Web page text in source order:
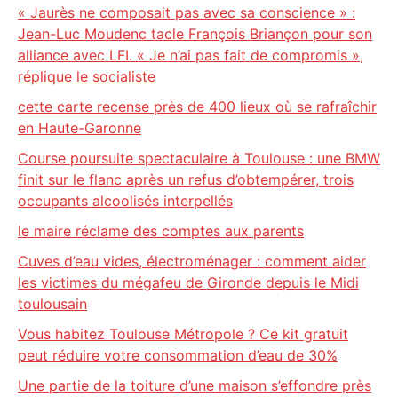
« Jaurès ne composait pas avec sa conscience » :
Jean-Luc Moudenc tacle François Briançon pour son
alliance avec LFI. « Je n’ai pas fait de compromis »,
réplique le socialiste
cette carte recense près de 400 lieux où se rafraîchir
en Haute-Garonne
Course poursuite spectaculaire à Toulouse : une BMW
finit sur le flanc après un refus d’obtempérer, trois
occupants alcoolisés interpellés
le maire réclame des comptes aux parents
Cuves d’eau vides, électroménager : comment aider
les victimes du mégafeu de Gironde depuis le Midi
toulousain
Vous habitez Toulouse Métropole ? Ce kit gratuit
peut réduire votre consommation d’eau de 30%
Une partie de la toiture d’une maison s’effondre près